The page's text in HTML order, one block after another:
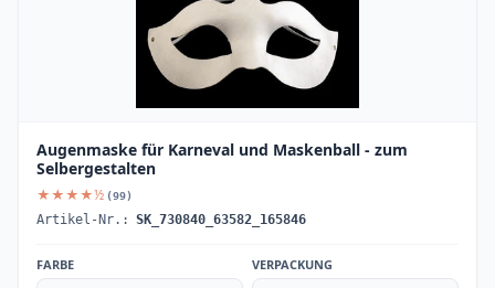
Augenmaske für Karneval und Maskenball - zum
Selbergestalten
★★★★½ (99)
Artikel-Nr.: SK_730840_63582_165846
FARBE VERPACKUNG